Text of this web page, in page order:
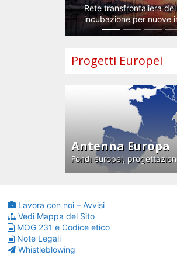
Rete transfrontaliera
incubazione per nuove
Progetti Europei
Antenna Europa
Fondi europei,
Lavora con noi – Avvisi
Vedi Mappa del Sito
MOG 231 e Codice etico
Note Legali
Whistleblowing